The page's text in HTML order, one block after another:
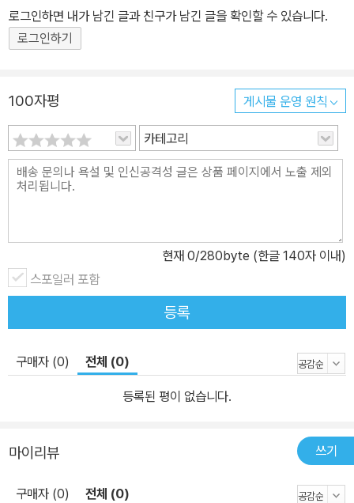
로그인하면 내가 남긴 글과 친구가 남긴 글을 확인할 수 있습니다.
로그인하기
100자평 게시물 운영 원칙
카테고리
현재 0/280byte (한글 140자 이내)
스포일러 포함
등록
구매자 (0) 전체 (0)
등록된 평이 없습니다.
마이리뷰 쓰기
구매자 (0) 전체 (0)